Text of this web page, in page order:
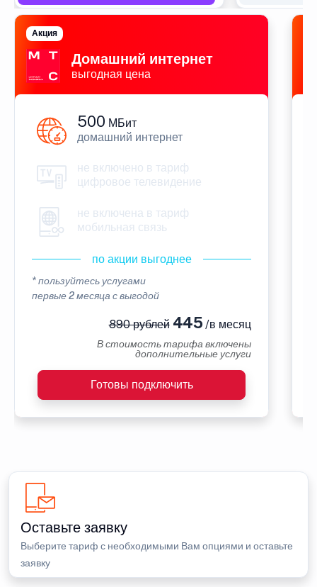
Домашний интернет
выгодная цена
Акция
500 МБит
домашний интернет
не включено в тариф
цифровое телевидение
не включена в тариф
мобильная связь
по акции выгоднее
* пользуйтесь услугами
первые 2 месяца с выгодой
890 рублей445 /в месяц
В стоимость тарифа включены
дополнительные услуги
Готовы подключить
Оставьте заявку
Выберите тариф с необходимыми Вам опциями и оставьте
заявку